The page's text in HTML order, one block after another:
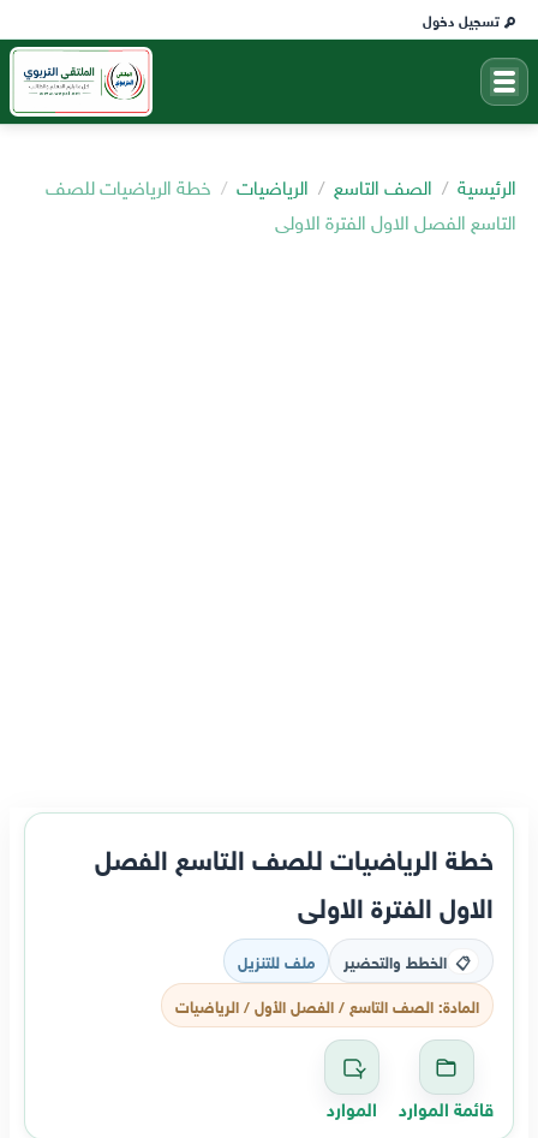
تسجيل دخول
الرئيسية الصف التاسع الرياضيات
خطة الرياضيات للصف
التاسع الفصل الاول الفترة الاولى
خطة الرياضيات للصف التاسع الفصل
الاول الفترة الاولى
📋 الخطط والتحضير
ملف للتنزيل
المادة: الصف التاسع / الفصل الأول / الرياضيات
قائمة الموارد الموارد